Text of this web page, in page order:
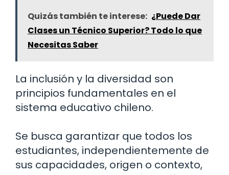
Quizás también te interese: ¿Puede Dar
Clases un Técnico Superior? Todo lo que
Necesitas Saber
La inclusión y la diversidad son
principios fundamentales en el
sistema educativo chileno.
Se busca garantizar que todos los
estudiantes, independientemente de
sus capacidades, origen o contexto,